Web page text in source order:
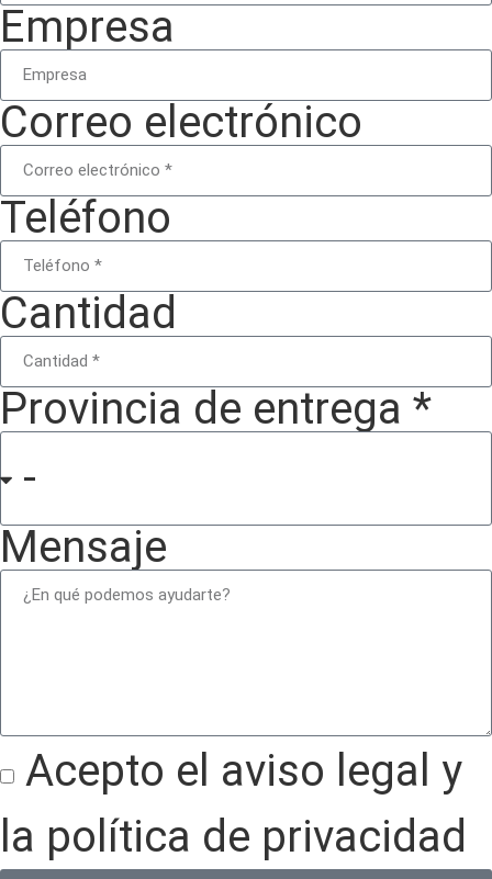
Empresa
Correo electrónico
Teléfono
Cantidad
Provincia de entrega *
Mensaje
Acepto el aviso legal y
la política de privacidad